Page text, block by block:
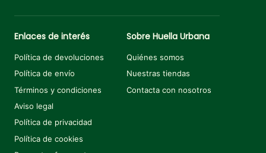
Enlaces de interés
Política de devoluciones
Política de envío
Términos y condiciones
Aviso legal
Política de privacidad
Política de cookies
Sobre Huella Urbana
Quiénes somos
Nuestras tiendas
Contacta con nosotros